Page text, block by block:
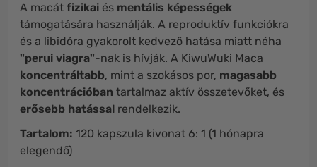
A macát fizikai és mentális képességek
támogatására használják. A reproduktív funkciókra
és a libidóra gyakorolt ​​kedvező hatása miatt néha
"perui viagra"-nak is hívják. A KiwuWuki Maca
koncentráltabb, mint a szokásos por, magasabb
koncentrációban tartalmaz aktív összetevőket, és
erősebb hatással rendelkezik.
Tartalom: 120 kapszula kivonat 6: 1 (1 hónapra
elegendő)